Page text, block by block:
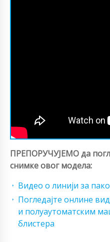
ПРЕПОРУЧУЈЕМО да
снимке овог модела:
Видео о линији за
Погледајте онлине
и полуаутоматским
блистера